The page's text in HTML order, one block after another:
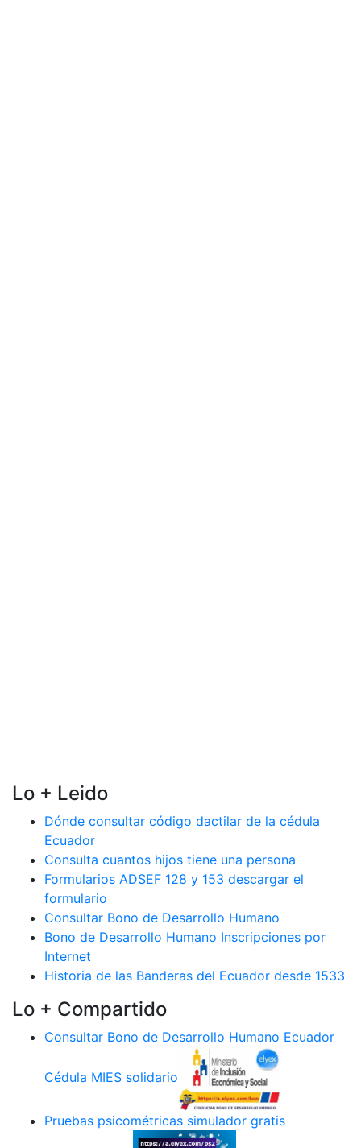
Lo + Leido
Dónde consultar código dactilar de la cédula
Ecuador
Consulta cuantos hijos tiene una persona
Formularios ADSEF 128 y 153 descargar el
formulario
Consultar Bono de Desarrollo Humano
Bono de Desarrollo Humano Inscripciones por
Internet
Historia de las Banderas del Ecuador desde 1533
Lo + Compartido
Consultar Bono de Desarrollo Humano Ecuador
Cédula MIES solidario
Pruebas psicométricas simulador gratis